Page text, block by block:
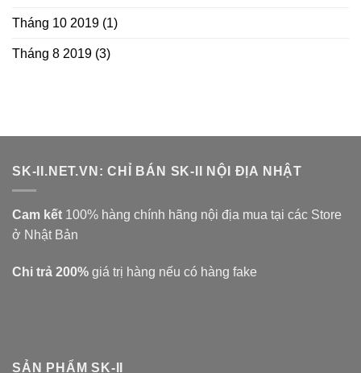
Tháng 10 2019 (1)
Tháng 8 2019 (3)
SK-II.NET.VN: CHỈ BÁN SK-II NỘI ĐỊA NHẬT
Cam kết 100% hàng chính hãng nội địa mua tại các Store
ở Nhật Bản
Chi trả 200% giá trị hàng nếu có hàng fake
SẢN PHẨM SK-II